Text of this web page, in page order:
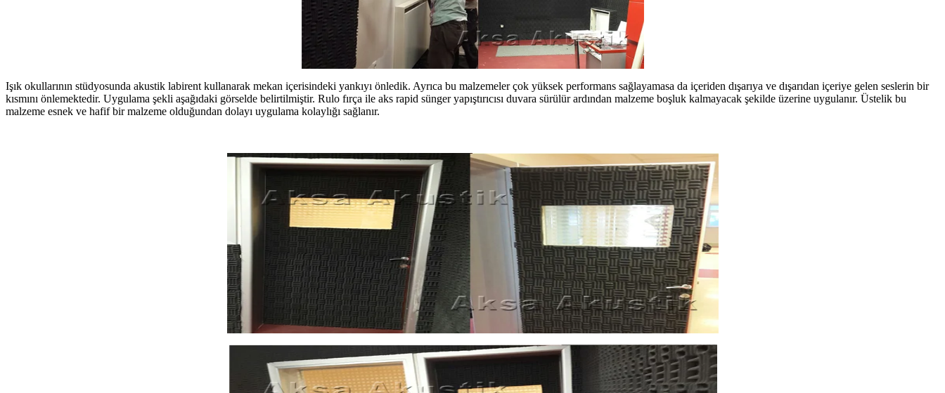
Işık okullarının stüdyosunda akustik labirent kullanarak mekan içerisindeki yankıyı önledik. Ayrıca bu malzemeler çok yüksek performans sağlayamasa da içeriden dışarıya ve dışarıdan içeriye gelen seslerin bir
kısmını önlemektedir. Uygulama şekli aşağıdaki görselde belirtilmiştir. Rulo fırça ile aks rapid sünger yapıştırıcısı duvara sürülür ardından malzeme boşluk kalmayacak şekilde üzerine uygulanır. Üstelik bu
malzeme esnek ve hafif bir malzeme olduğundan dolayı uygulama kolaylığı sağlanır.